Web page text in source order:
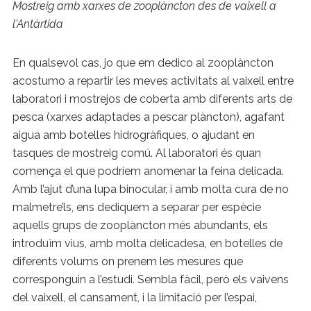
Mostreig amb xarxes de zooplàncton des de vaixell a
l'Antàrtida
En qualsevol cas, jo que em dedico al zooplàncton
acostumo a repartir les meves activitats al vaixell entre
laboratori i mostrejos de coberta amb diferents arts de
pesca (xarxes adaptades a pescar plàncton), agafant
aigua amb botelles hidrogràfiques, o ajudant en
tasques de mostreig comú. Al laboratori és quan
comença el que podríem anomenar la feina delicada.
Amb l’ajut d’una lupa binocular, i amb molta cura de no
malmetre’ls, ens dediquem a separar per espècie
aquells grups de zooplàncton més abundants, els
introduïm vius, amb molta delicadesa, en botelles de
diferents volums on prenem les mesures que
corresponguin a l’estudi. Sembla fàcil, però els vaivens
del vaixell, el cansament, i la limitació per l’espai,